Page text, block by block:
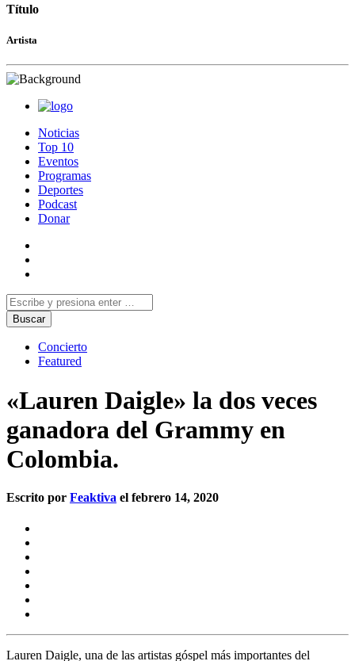
Título
Artista
Noticias
Top 10
Eventos
Programas
Deportes
Podcast
Donar
Concierto
Featured
«Lauren Daigle» la dos veces
ganadora del Grammy en
Colombia.
Escrito por Feaktiva el febrero 14, 2020
Lauren Daigle, una de las artistas góspel más importantes del